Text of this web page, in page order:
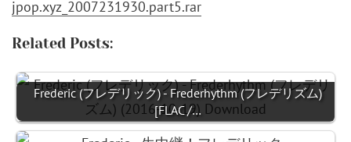
jpop.xyz_2007231930.part5.rar
Related Posts:
Frederic (フレデリック) - Frederhythm (フレデリズム)
[FLAC /…